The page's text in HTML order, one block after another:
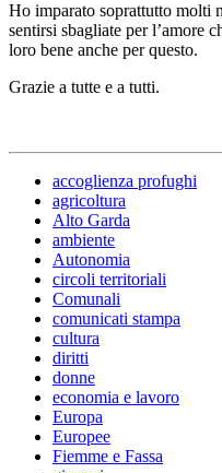
Ho imparato soprattutto molti
sentirsi sbagliate per l’amore
loro bene anche per questo.
Grazie a tutte e a tutti.
accoglienza profughi
agricoltura
Alto Garda
ambiente
Autonomia
circoli territoriali
Comunali
comunicati stampa
cultura
diritti
donne
economia e lavoro
Europa
Europee
Fiemme e Fassa